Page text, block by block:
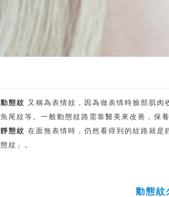
動態紋
又稱為表情紋，因為做表情時臉部肌肉
魚尾紋等。一般動態紋路需靠醫美來改善，保
靜態紋 在面無表情時，仍然看得到的紋路就
態紋」。
動態紋